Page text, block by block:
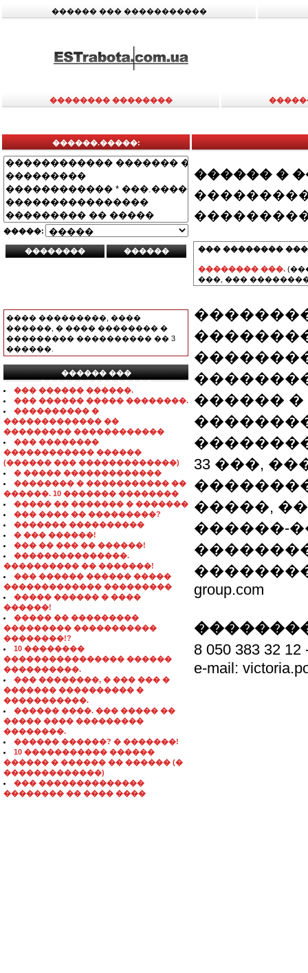
������ ��� �����������
�������� ��������
������.�����:
�����:
���� ���������, ����
������, � ���� �������� �
��������� ���������� �� 3
������.
������ ���
���������������
��� ������ ������.
��� ������ ����� ��������.
���������� �
������������� ��
��������� ������������
��� ��������
������������ ������
(������ ��� �������������)
� ����� �������������
�������� � ����������� ��
������. 10 ������� ��������
����� �� ������� � �������
��� ���� �� ���������?
������� ����������
� ��� ������!
��� �� ��� �� ������!
���������������.
���������� �� �������!
��� ������ ������ �����
������������� ���������
����� ������ � ����
������!
����� �� ���������
��������� �����������
��������!?
10 ��������
���������������� ������
����������.
��� ��������, � ��� ��� �
������� ���������� �
�����������.
������ ����. ��� ����� ��
����� ���� ���������
��������.
������ ������? � �������!
10 ����������� ������
������ � ������ �� ������ (�
�������������)
��� ��������������
�������� �� ���� ����
������ �
��� ��������
�������� ���.
���, ���
������
33 ���,
�����,
������-
����������
group.com
8 050 383
e-mail: